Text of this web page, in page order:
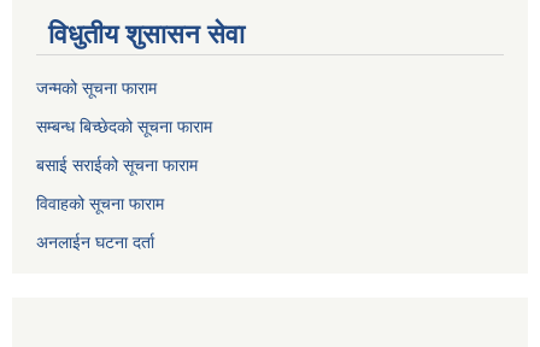
विधुतीय शुसासन सेवा
जन्मको सूचना फाराम
सम्बन्ध बिच्छेदको सूचना फाराम
बसाई सराईको सूचना फाराम
विवाहको सूचना फाराम
अनलाईन घटना दर्ता